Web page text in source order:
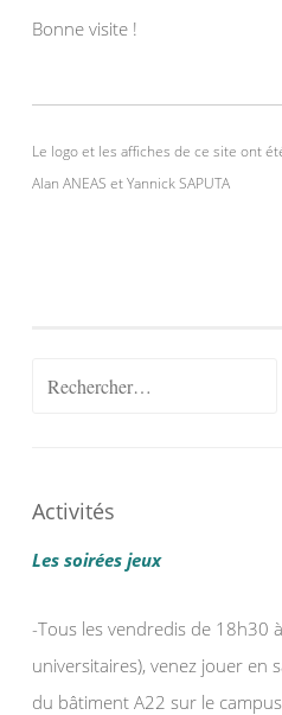
Bonne visite !
Le logo et les affiches de ce site ont
Alan ANEAS et Yannick SAPUTA
Rechercher :
Activités
Les soirées jeux
-Tous les vendredis de 18h30
universitaires), venez jouer en
du bâtiment A22 sur le